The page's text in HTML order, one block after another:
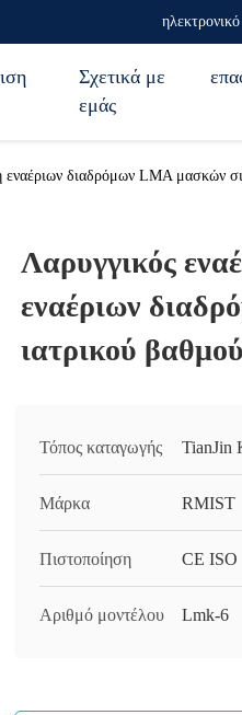
Σχετικά με
εμάς
εναέριων διαδρόμων LMA μασκών
Λαρυγγικός
εναέριων
ιατρικού βαθμού
Τόπος καταγωγής TianJin
Μάρκα RMIST
Πιστοποίηση CE ISO
Αριθμό μοντέλου Lmk-6